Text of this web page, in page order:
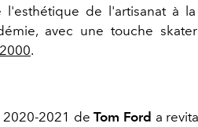
l'esthétique de l'artisanat à
avec une touche
.
2020-2021 deTom Ford a